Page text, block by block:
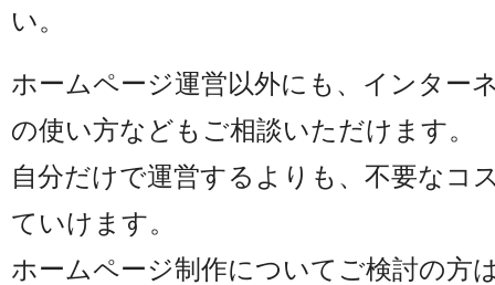
い。
ホームページ運営以外にも、インター
の使い方などもご相談いただけます。
自分だけで運営するよりも、不要なコ
ていけます。
ホームページ制作についてご検討の方